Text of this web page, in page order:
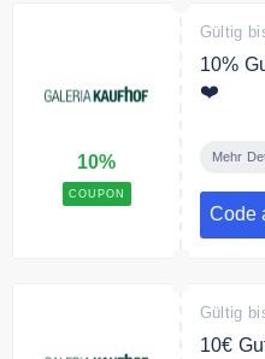
10%
COUPON
Gültig
10%
❤️
bei
10%
Mehr
Code
Gültig
10€